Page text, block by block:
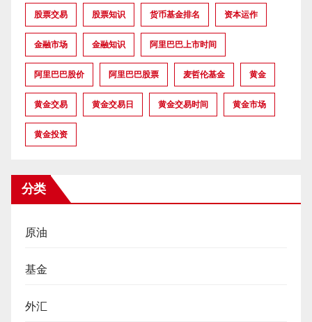
股票交易 股票知识 货币基金排名 资本运作
金融市场 金融知识 阿里巴巴上市时间
阿里巴巴股价 阿里巴巴股票 麦哲伦基金 黄金
黄金交易 黄金交易日 黄金交易时间 黄金市场
黄金投资
分类
原油
基金
外汇